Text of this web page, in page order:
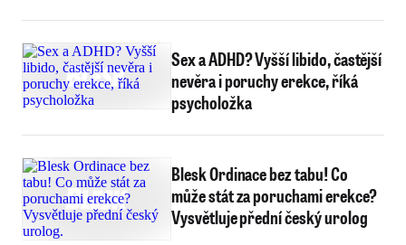
Sex a ADHD? Vyšší libido, častější
nevěra i poruchy erekce, říká
psycholožka
Blesk Ordinace bez tabu! Co
může stát za poruchami erekce?
Vysvětluje přední český urolog